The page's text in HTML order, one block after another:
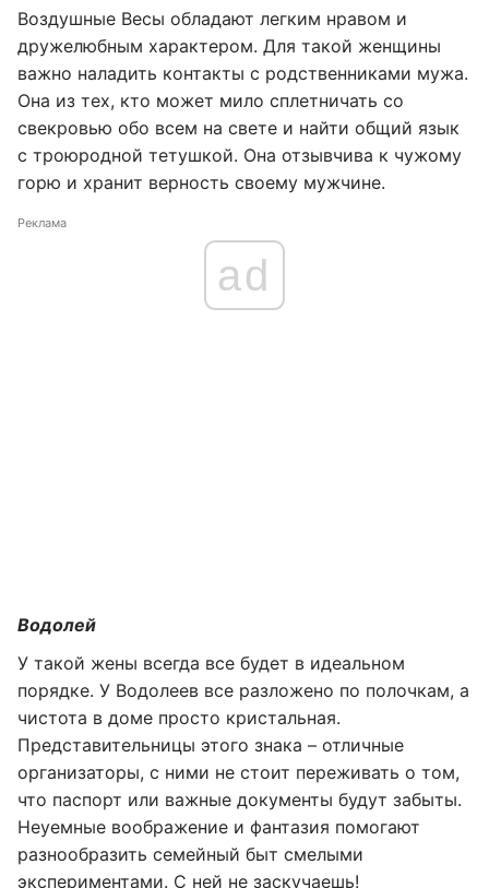
Воздушные Весы обладают легким нравом и
дружелюбным характером. Для такой женщины
важно наладить контакты с родственниками мужа.
Она из тех, кто может мило сплетничать со
свекровью обо всем на свете и найти общий язык
с троюродной тетушкой. Она отзывчива к чужому
горю и хранит верность своему мужчине.
Реклама
ad
Водолей
У такой жены всегда все будет в идеальном
порядке. У Водолеев все разложено по полочкам, а
чистота в доме просто кристальная.
Представительницы этого знака – отличные
организаторы, с ними не стоит переживать о том,
что паспорт или важные документы будут забыты.
Неуемные воображение и фантазия помогают
разнообразить семейный быт смелыми
экспериментами. С ней не заскучаешь!